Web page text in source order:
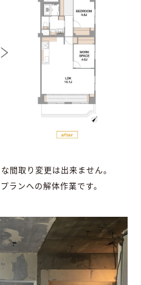
間取り変更は出来ません。
ランへの解体作業です。